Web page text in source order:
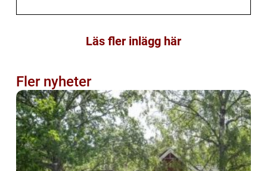
Läs fler inlägg här
Fler nyheter